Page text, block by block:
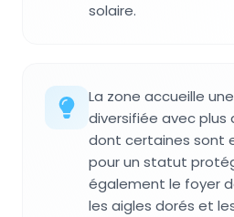
solaire.
La zone accueille
diversifiée avec plus
dont certaines sont
pour un statut
également le foyer
les aigles dorés et